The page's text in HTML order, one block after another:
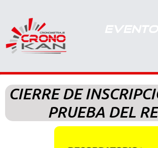
CIERRE DE
PRUEBA DEL